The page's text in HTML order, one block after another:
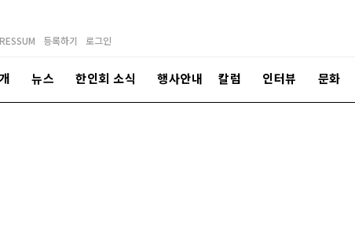
등록하기 로그인
뉴스 한인회 소식 행사안내 칼럼 인터뷰 문화